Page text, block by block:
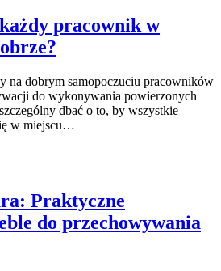
pracownik w
na dobrym samopoczuciu pracowników
do wykonywania powierzonych
dbać o to, by wszystkie
w miejscu…
Praktyczne
do przechowywania